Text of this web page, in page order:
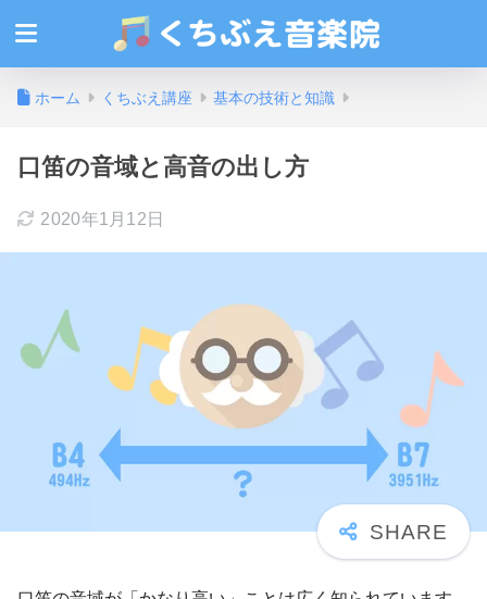
ホーム くちぶえ講座 基本の技術と知識
口笛の音域と高音の出し方
2020年1月12日